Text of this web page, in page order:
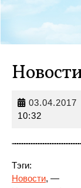
03.04.2017
10:32
Тэги:
Новости, —